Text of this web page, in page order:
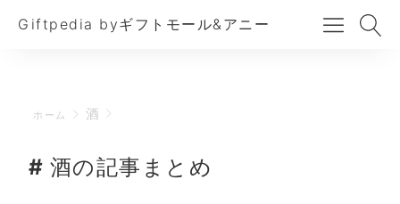
Giftpedia byギフトモール&アニー
ホーム 酒
酒の記事まとめ